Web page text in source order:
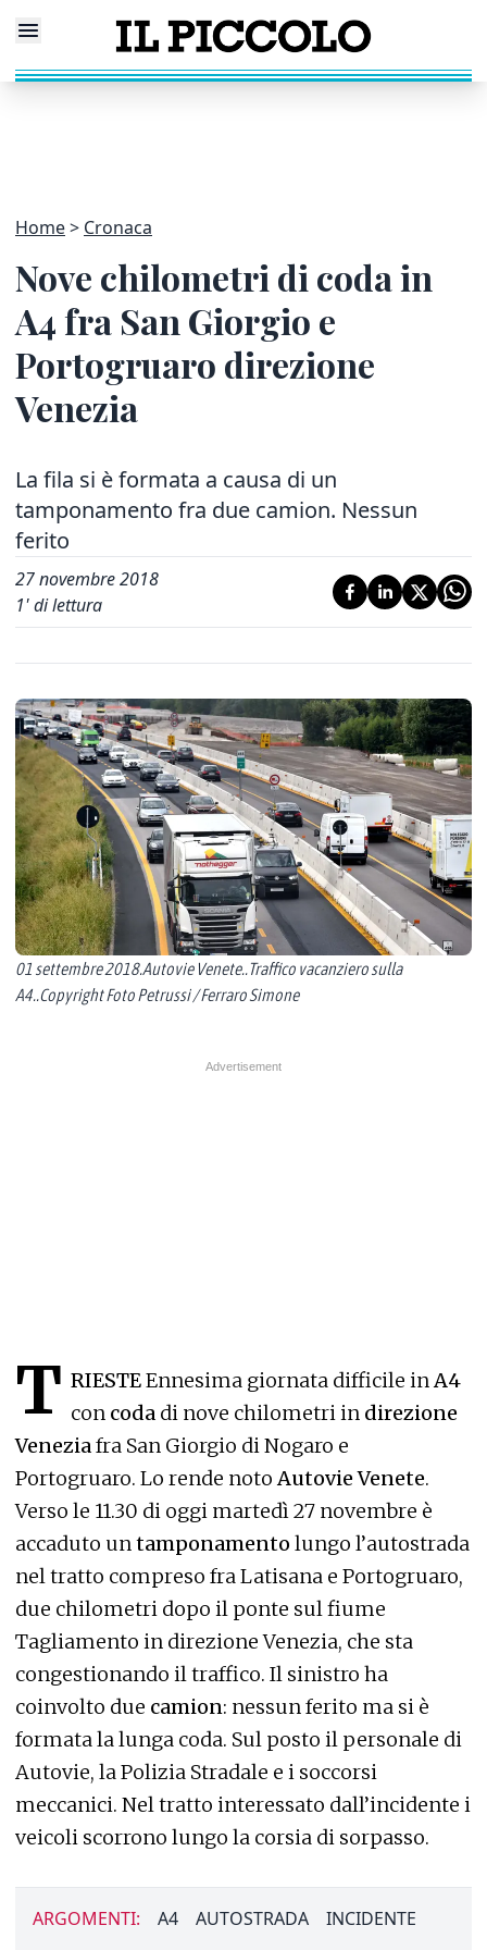
Home Cronaca
Nove chilometri di coda in
A4 fra San Giorgio e
Portogruaro direzione
Venezia
La fila si è formata a causa di un
tamponamento fra due camion. Nessun
ferito
27 novembre 2018
1' di lettura
01 settembre 2018.Autovie Venete..Traffico vacanziero sulla
A4..Copyright Foto Petrussi / Ferraro Simone
T RIESTEEnnesima giornata difficile inA4
con coda di nove chilometri in direzione
Veneziafra San Giorgio di Nogaro e
Portogruaro. Lo rende notoAutovie Venete.
Verso le 11.30 di oggi martedì 27 novembre è
accaduto untamponamento lungo l’autostrada
nel tratto compreso fra Latisana e Portogruaro,
due chilometri dopo il ponte sul fiume
Tagliamento in direzione Venezia, che sta
congestionando il traffico. Il sinistro ha
coinvolto due camion: nessun ferito ma si è
formata la lunga coda. Sul posto il personale di
Autovie, la Polizia Stradale e i soccorsi
meccanici. Nel tratto interessato dall’incidente i
veicoli scorrono lungo la corsia di sorpasso.
ARGOMENTI: A4 AUTOSTRADA INCIDENTE